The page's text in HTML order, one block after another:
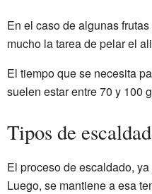
En el caso de algunas
mucho la tarea de pelar el
El tiempo que se necesita
suelen estar entre 70 y 100
Tipos de
El proceso de escaldado,
Luego, se mantiene a esa